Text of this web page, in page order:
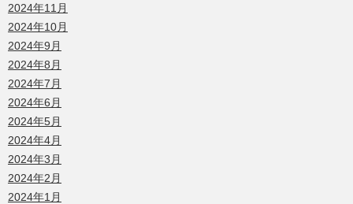
2024年11月
2024年10月
2024年9月
2024年8月
2024年7月
2024年6月
2024年5月
2024年4月
2024年3月
2024年2月
2024年1月